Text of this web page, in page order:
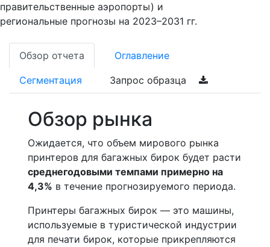
правительственные аэропорты) и
региональные прогнозы на 2023–2031 гг.
Обзор отчета Оглавление
Сегментация Запрос образца
Обзор рынка
Ожидается, что объем мирового рынка
принтеров для багажных бирок будет расти
среднегодовыми темпами примерно на
4,3% в течение прогнозируемого периода.
Принтеры багажных бирок — это машины,
используемые в туристической индустрии
для печати бирок, которые прикрепляются